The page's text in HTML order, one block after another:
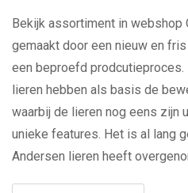
Bekijk assortiment in webshop
gemaakt door een nieuw en
een beproefd
lieren hebben als basis de
waarbij de lieren nog eens zijn
unieke features. Het is al lang
Andersen lieren heeft